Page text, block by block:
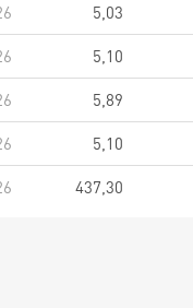
5,03
5,10
5,89
5,10
437,30